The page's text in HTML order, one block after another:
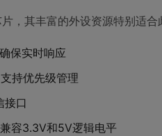
，其丰富的外设资源特别适合
保实时响应
持优先级管理
接口
容3.3V和5V逻辑电平